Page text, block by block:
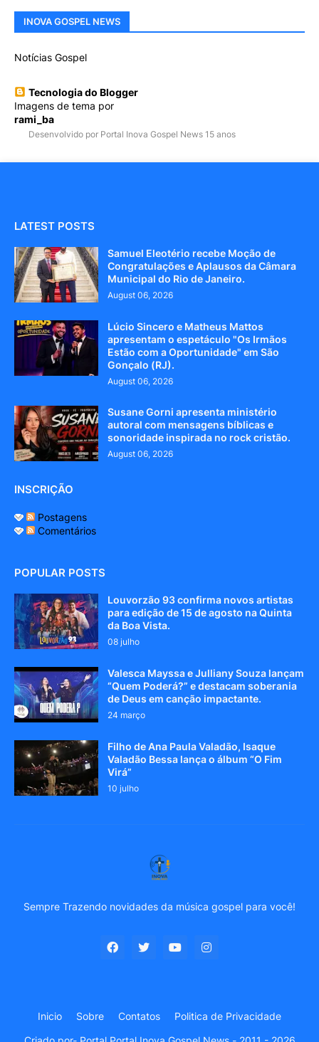
INOVA GOSPEL NEWS
Notícias Gospel
Tecnologia do Blogger
Imagens de tema por
rami_ba
Desenvolvido por Portal Inova Gospel News 15 anos
LATEST POSTS
Samuel Eleotério recebe Moção de
Congratulações e Aplausos da Câmara
Municipal do Rio de Janeiro.
August 06, 2026
Lúcio Sincero e Matheus Mattos
apresentam o espetáculo "Os Irmãos
Estão com a Oportunidade" em São
Gonçalo (RJ).
August 06, 2026
Susane Gorni apresenta ministério
autoral com mensagens bíblicas e
sonoridade inspirada no rock cristão.
August 06, 2026
INSCRIÇÃO
Postagens
Comentários
POPULAR POSTS
Louvorzão 93 confirma novos artistas
para edição de 15 de agosto na Quinta
da Boa Vista.
08 julho
Valesca Mayssa e Julliany Souza lançam
“Quem Poderá?” e destacam soberania
de Deus em canção impactante.
24 março
Filho de Ana Paula Valadão, Isaque
Valadão Bessa lança o álbum “O Fim
Virá”
10 julho
Sempre Trazendo novidades da música gospel para você!
Inicio Sobre Contatos Politica de Privacidade